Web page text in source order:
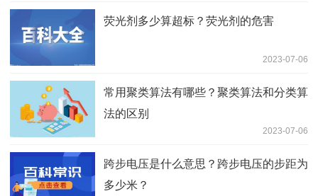
荧光剂多少算超标？荧光剂的危害
2023-07-06
常用聚类算法有哪些？聚类算法和分类算
法的区别
2023-07-06
跨步电压是什么意思？跨步电压的步距为
多少米？